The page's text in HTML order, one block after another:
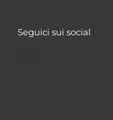
Seguici sui social